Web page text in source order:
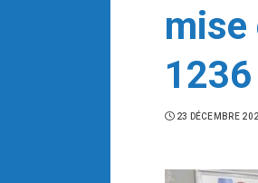
mise
1236
23 DÉCEMBRE